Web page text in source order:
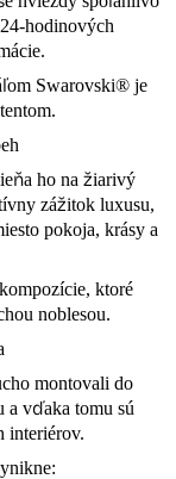
hodinových
Swarovski® je
ho na žiarivý
zážitok luxusu,
pokoja, krásy a
ktoré
noblesou.
montovali do
a vďaka tomu sú
interiérov.